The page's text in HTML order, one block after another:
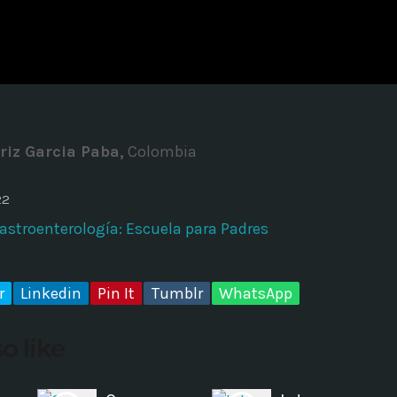
Time
Garcia Paba, Colombia
Escuela para Padres
Linkedin Pin It Tumblr WhatsApp